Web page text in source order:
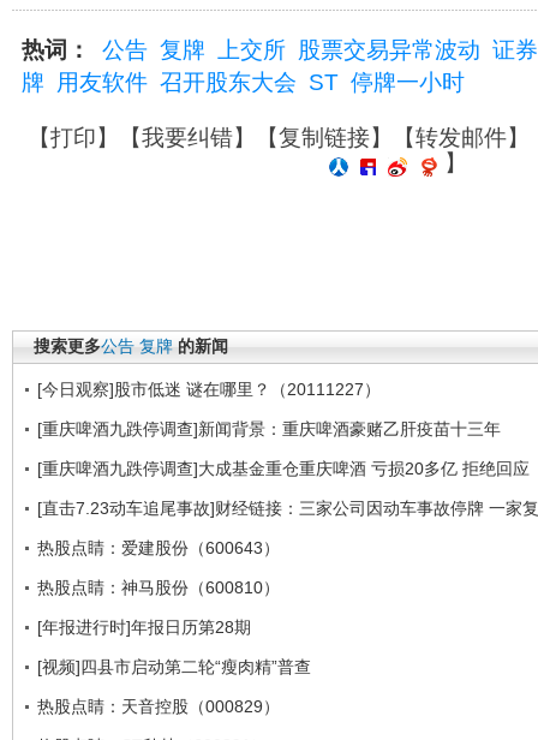
热词： 公告 复牌 上交所 股票交易异常波动 证
牌
用友软件 召开股东大会 ST 停牌一小时
【打印】【我要纠错】【复制链接】【转发邮件】
】
搜索更多公告 复牌 的新闻
[今日观察]股市低迷 谜在哪里？（20111227）
[重庆啤酒九跌停调查]新闻背景：重庆啤酒豪赌乙肝疫苗十三年
[重庆啤酒九跌停调查]大成基金重仓重庆啤酒 亏损20多亿 拒绝回应
[直击7.23动车追尾事故]财经链接：三家公司因动车事故停牌 一家
热股点睛：爱建股份（600643）
热股点睛：神马股份（600810）
[年报进行时]年报日历第28期
[视频]四县市启动第二轮“瘦肉精”普查
热股点睛：天音控股（000829）